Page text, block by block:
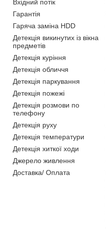
Вхідний потік
Гарантія
Гаряча заміна HDD
Детекція викинутих із вікна
предметів
Детекція куріння
Детекція обличчя
Детекція паркування
Детекція пожежі
Детекція розмови по
телефону
Детекція руху
Детекція температури
Детекція хиткої ходи
Джерело живлення
Доставка/ Оплата